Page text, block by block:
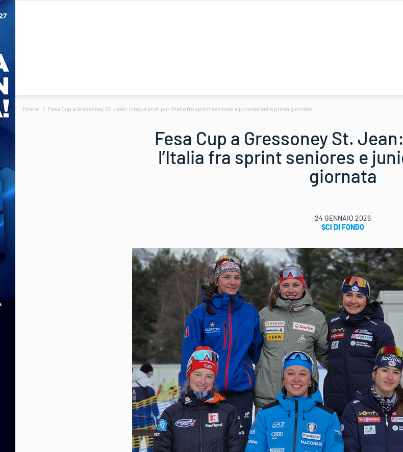
Home Fesa Cup a Gressoney St. Jean: cinque podi per l’Italia fra sprint seniores e juniores nella prima giornata
Fesa Cup a Gressoney St.
l’Italia fra sprint seniores e
giornata
24 GENNAIO 2026
SCI DI FONDO